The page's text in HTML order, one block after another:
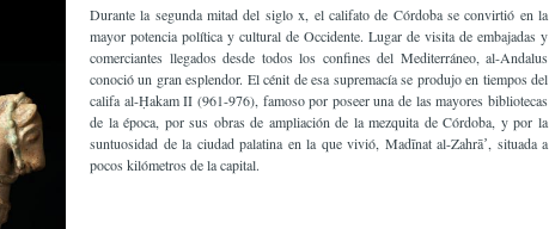
Durante la segunda mitad del siglo x, el califato de Córdoba se convirtió en la
mayor potencia política y cultural de Occidente. Lugar de visita de embajadas y
comerciantes llegados desde todos los confines del Mediterráneo, al-Andalus
conoció un gran esplendor. El cénit de esa supremacía se produjo en tiempos del
califa al-Ḥakam II (961-976), famoso por poseer una de las mayores bibliotecas
de la época, por sus obras de ampliación de la mezquita de Córdoba, y por la
suntuosidad de la ciudad palatina en la que vivió, Madīnat al-Zahrāʼ, situada a
pocos kilómetros de la capital.